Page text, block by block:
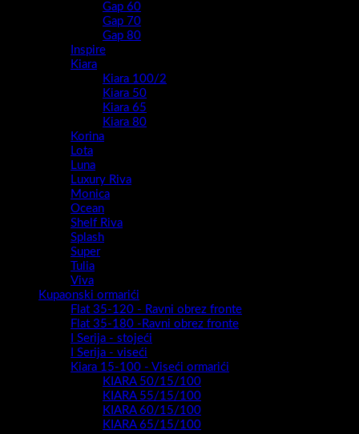
Gap 60
Gap 70
Gap 80
Inspire
Kiara
Kiara 100/2
Kiara 50
Kiara 65
Kiara 80
Korina
Lota
Luna
Luxury Riva
Monica
Ocean
Shelf Riva
Splash
Super
Tulia
Viva
Kupaonski ormarići
Flat 35-120 - Ravni obrez fronte
Flat 35-180 -Ravni obrez fronte
I Serija - stojeći
I Serija - viseći
Kiara 15-100 - Viseći ormarići
KIARA 50/15/100
KIARA 55/15/100
KIARA 60/15/100
KIARA 65/15/100